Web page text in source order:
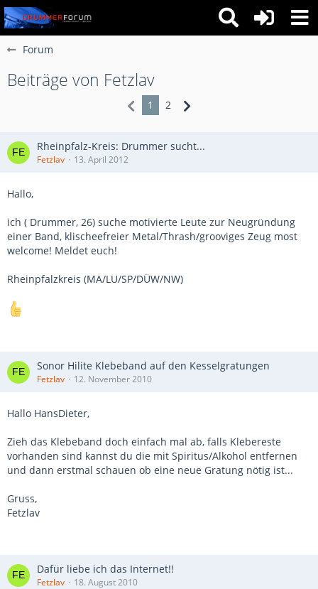
Forum
Beiträge von Fetzlav
1 2
Rheinpfalz-Kreis: Drummer sucht...
Fetzlav 13. April 2012
Hallo,
ich ( Drummer, 26) suche motivierte Leute zur Neugründung
einer Band, klischeefreier Metal/Thrash/grooviges Zeug most
welcome! Meldet euch!
Rheinpfalzkreis (MA/LU/SP/DÜW/NW)
Sonor Hilite Klebeband auf den Kesselgratungen
Fetzlav 12. November 2010
Hallo HansDieter,
Zieh das Klebeband doch einfach mal ab, falls Klebereste
vorhanden sind kannst du die mit Spiritus/Alkohol entfernen
und dann erstmal schauen ob eine neue Gratung nötig ist...
Gruss,
Fetzlav
Dafür liebe ich das Internet!!
Fetzlav 18. August 2010